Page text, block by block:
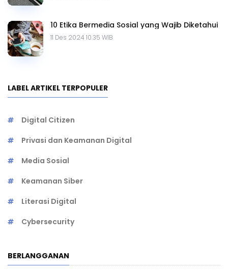
10 Etika Bermedia Sosial yang Wajib Diketahui
11 Des 2024 10.35 WIB
LABEL ARTIKEL TERPOPULER
Digital Citizen
Privasi dan Keamanan Digital
Media Sosial
Keamanan Siber
Literasi Digital
Cybersecurity
BERLANGGANAN